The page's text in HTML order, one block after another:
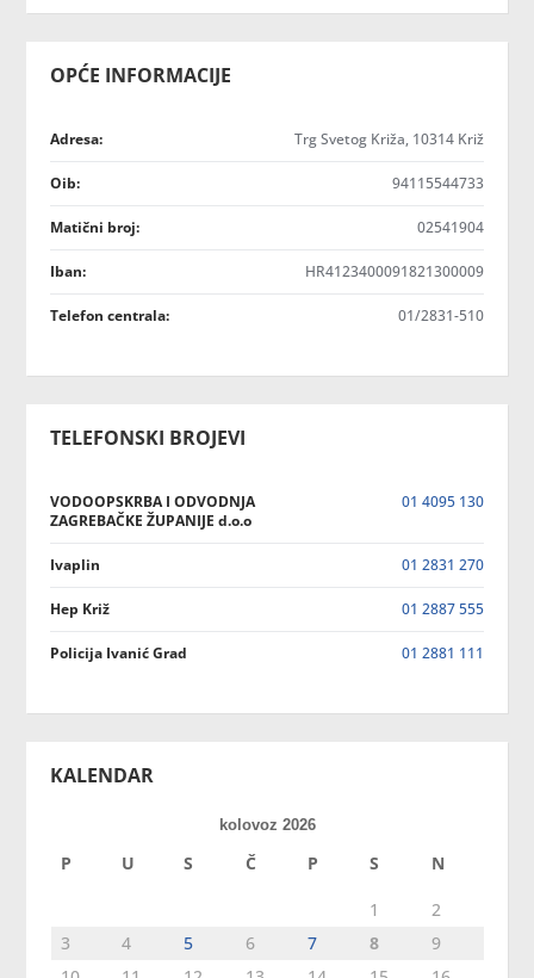
OPĆE INFORMACIJE
Adresa: Trg Svetog Križa, 10314 Križ
Oib: 94115544733
Matični broj: 02541904
Iban: HR4123400091821300009
Telefon centrala: 01/2831-510
TELEFONSKI BROJEVI
VODOOPSKRBA I ODVODNJA
ZAGREBAČKE ŽUPANIJE d.o.o
01 4095 130
Ivaplin 01 2831 270
Hep Križ 01 2887 555
Policija Ivanić Grad 01 2881 111
KALENDAR
kolovoz 2026
P U S Č P S N
1
2
3
4 5 6 7 8
9